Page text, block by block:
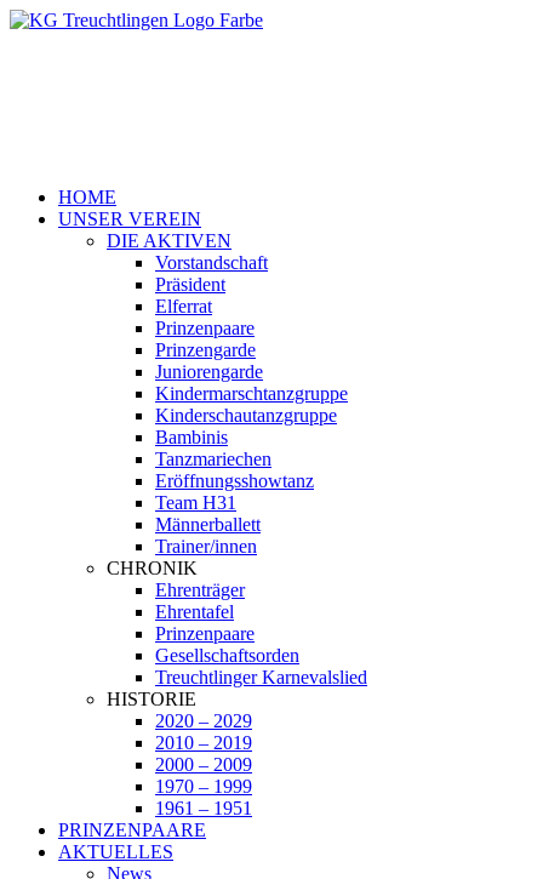
HOME
UNSER VEREIN
DIE AKTIVEN
Vorstandschaft
Präsident
Elferrat
Prinzenpaare
Prinzengarde
Juniorengarde
Kindermarschtanzgruppe
Kinderschautanzgruppe
Bambinis
Tanzmariechen
Eröffnungsshowtanz
Team H31
Männerballett
Trainer/innen
CHRONIK
Ehrenträger
Ehrentafel
Prinzenpaare
Gesellschaftsorden
Treuchtlinger Karnevalslied
HISTORIE
2020 – 2029
2010 – 2019
2000 – 2009
1970 – 1999
1961 – 1951
PRINZENPAARE
AKTUELLES
News